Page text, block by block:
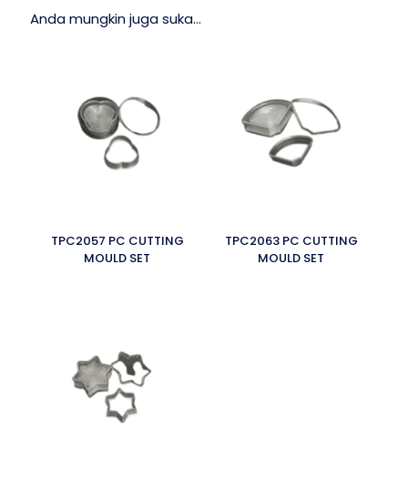
Anda mungkin juga suka…
TPC2057 PC CUTTING
MOULD SET
TPC2063 PC CUTTING
MOULD SET